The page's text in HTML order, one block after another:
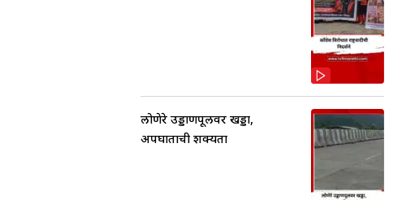
लोणेरे उड्डाणपूलवर खड्डा,
अपघाताची शक्यता